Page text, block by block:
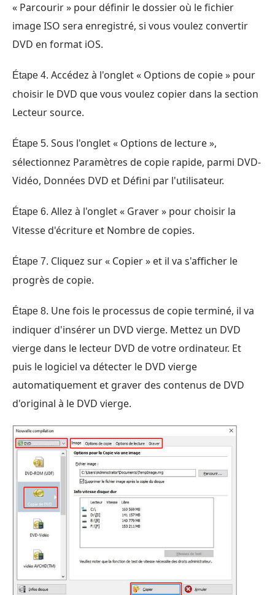
« Parcourir » pour définir le dossier où le fichier
image ISO sera enregistré, si vous voulez convertir
DVD en format iOS.
Étape 4. Accédez à l'onglet « Options de copie » pour
choisir le DVD que vous voulez copier dans la section
Lecteur source.
Étape 5. Sous l'onglet « Options de lecture »,
sélectionnez Paramètres de copie rapide, parmi DVD-
Vidéo, Données DVD et Défini par l'utilisateur.
Étape 6. Allez à l'onglet « Graver » pour choisir la
Vitesse d'écriture et Nombre de copies.
Étape 7. Cliquez sur « Copier » et il va s'afficher le
progrès de copie.
Étape 8. Une fois le processus de copie terminé, il va
indiquer d'insérer un DVD vierge. Mettez un DVD
vierge dans le lecteur DVD de votre ordinateur. Et
puis le logiciel va détecter le DVD vierge
automatiquement et graver des contenus de DVD
d'original à le DVD vierge.